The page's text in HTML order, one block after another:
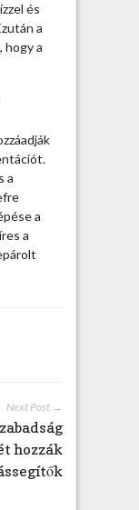
és
a
hogy a
a
a
a
Next Post →
hozzák